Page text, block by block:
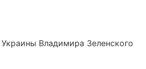
Владимира Зеленского